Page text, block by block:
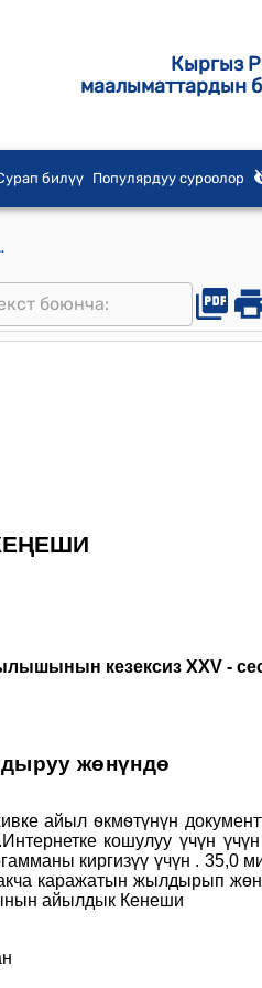
Кыргыз
маалыматтардын
билүү Популярдуу суроолор
жылдыруу жөнүндө" токтому